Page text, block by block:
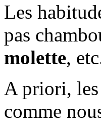
Les
pas
molette,
A priori, les
comme